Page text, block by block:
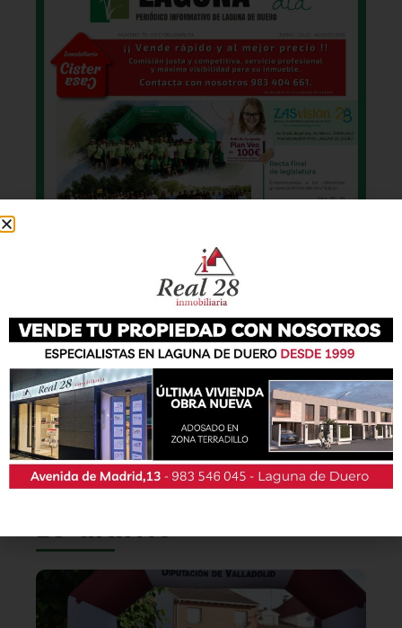
También podrás conseguir la revista en papel
de formagratuitaen todos los negocios
patrocinadores y en la Casa de las Artes.
Lo último